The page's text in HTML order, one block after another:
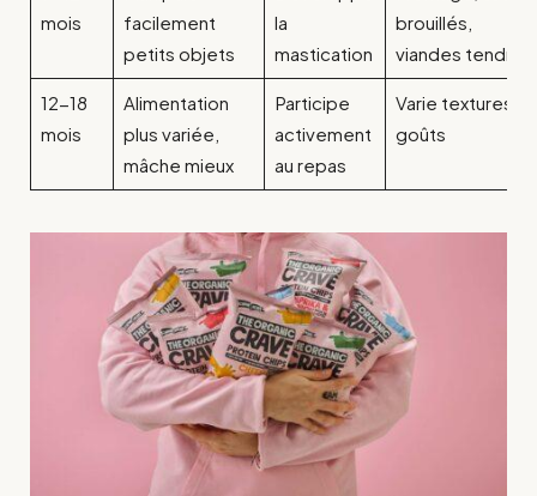
mois
facilement
petits objets
la
mastication
brouillés,
viandes tendres
12-18
mois
Alimentation
plus variée,
mâche mieux
Participe
activement
au repas
Varie textures et
goûts